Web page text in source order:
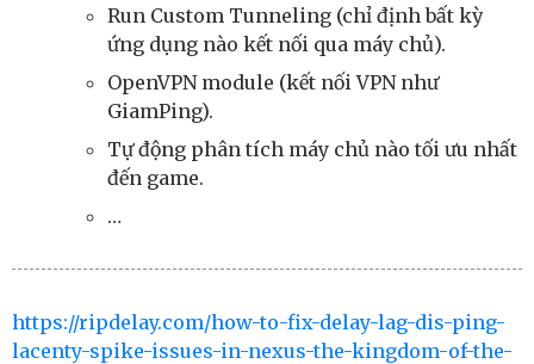
Run Custom Tunneling (chỉ định bất kỳ
ứng dụng nào kết nối qua máy chủ).
OpenVPN module (kết nối VPN như
GiamPing).
Tự động phân tích máy chủ nào tối ưu nhất
đến game.
…
https://ripdelay.com/how-to-fix-delay-lag-dis-ping-
lacenty-spike-issues-in-nexus-the-kingdom-of-the-